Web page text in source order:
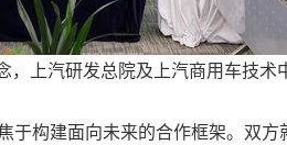
上汽研发总院及上汽商用车技术
构建面向未来的合作框架。双